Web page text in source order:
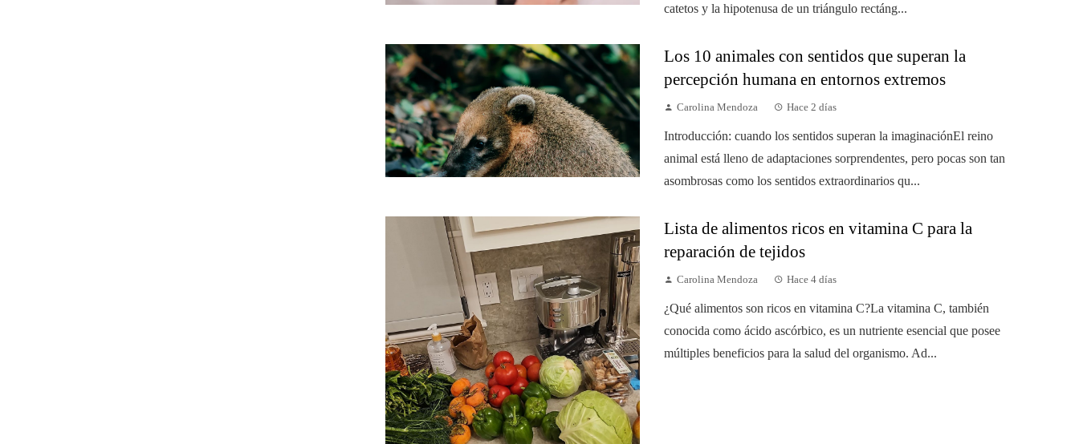
catetos y la hipotenusa de un triángulo rectáng...
Los 10 animales con sentidos que superan la
percepción humana en entornos extremos
Carolina Mendoza Hace 2 días
Introducción: cuando los sentidos superan la imaginaciónEl reino
animal está lleno de adaptaciones sorprendentes, pero pocas son tan
asombrosas como los sentidos extraordinarios qu...
Lista de alimentos ricos en vitamina C para la
reparación de tejidos
Carolina Mendoza Hace 4 días
¿Qué alimentos son ricos en vitamina C?La vitamina C, también
conocida como ácido ascórbico, es un nutriente esencial que posee
múltiples beneficios para la salud del organismo. Ad...